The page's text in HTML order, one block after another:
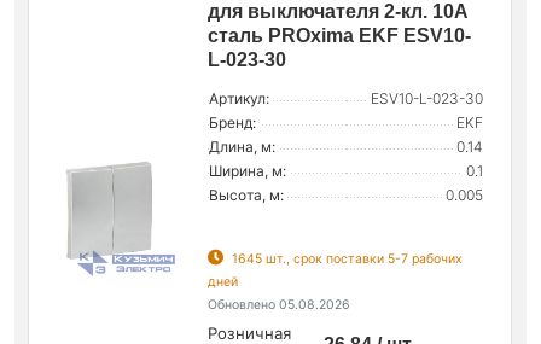
для выключателя 2-кл. 10А
сталь PROxima EKF ESV10-
L-023-30
Артикул:
ESV10-L-023-30
Бренд:
EKF
Длина, м:
0.14
Ширина, м:
0.1
Высота, м:
0.005
1645 шт., срок поставки 5-7 рабочих
дней
Обновлено 05.08.2026
Розничная